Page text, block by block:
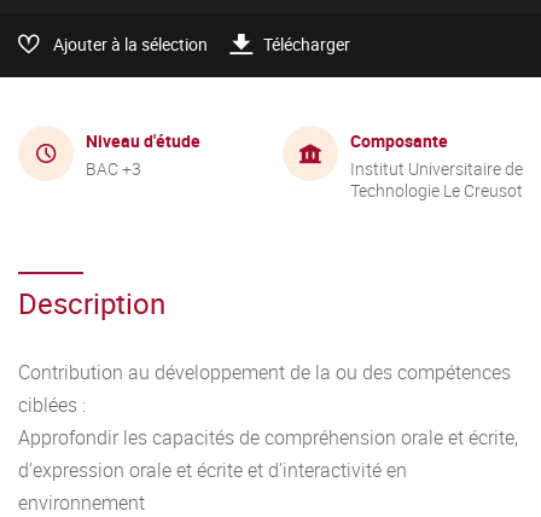
Ajouter à la sélection Télécharger
Niveau d'étude
BAC +3
Composante
Institut Universitaire de
Technologie Le Creusot
Description
Contribution au développement de la ou des compétences
ciblées :
Approfondir les capacités de compréhension orale et écrite,
d’expression orale et écrite et d’interactivité en
environnement